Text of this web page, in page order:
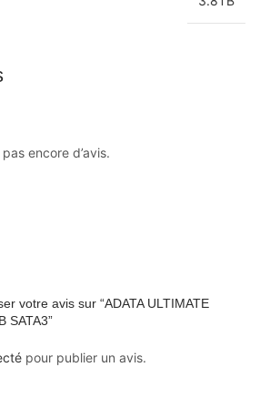
pas encore d’avis.
votre avis sur “ADATA ULTIMATE
SATA3”
pour publier un avis.